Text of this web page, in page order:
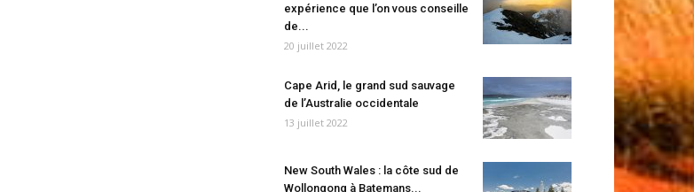
expérience que l’on vous conseille
de...
20 juillet 2022
Cape Arid, le grand sud sauvage
de l’Australie occidentale
13 juillet 2022
New South Wales : la côte sud de
Wollongong à Batemans...